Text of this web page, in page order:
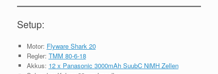
Setup:
Motor: Flyware Shark 20
Regler: TMM 80-6-18
Akkus: 12 x Panasonic 3000mAh SuubC NiMH Zellen